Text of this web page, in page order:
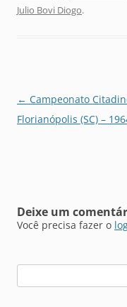
Julio Bovi Diogo.
Navegação
de
← Campeonato
Florianópolis (SC) –
Deixe um
Você precisa fazer o
por: